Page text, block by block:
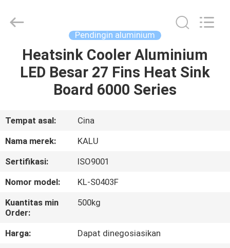
RUMAH
PRODUK
TAMPILAN
VR
TENTANG
KAMI
TUR
PABRIK
Rights
Pendingin aluminium
Heatsink Cooler Aluminium
LED Besar 27 Fins Heat Sink
Board 6000 Series
Tempat asal:
Cina
Nama merek:
KALU
Sertifikasi:
ISO9001
Nomor model:
KL-S0403F
Kuantitas min
Order:
500kg
Harga:
Dapat dinegosiasikan